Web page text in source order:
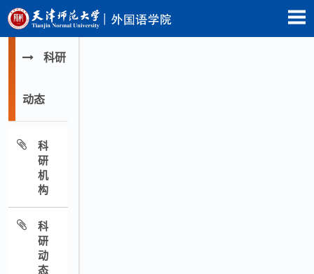
科研
动态
科
研
机
构
科
研
动
态